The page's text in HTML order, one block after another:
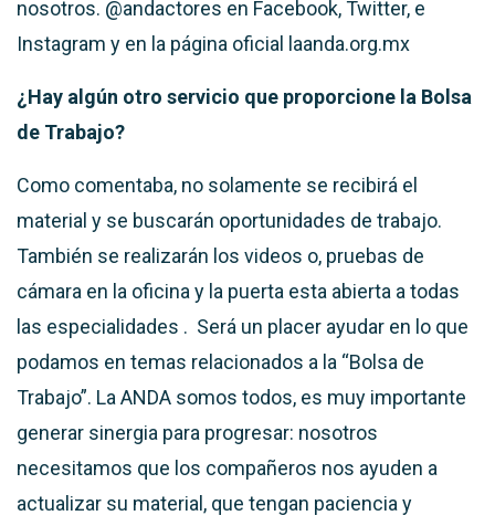
nosotros. @andactores en Facebook, Twitter, e
Instagram y en la página oficial laanda.org.mx
¿Hay algún otro servicio que proporcione la Bolsa
de Trabajo?
Como comentaba, no solamente se recibirá el
material y se buscarán oportunidades de trabajo.
También se realizarán los videos o, pruebas de
cámara en la oficina y la puerta esta abierta a todas
las especialidades . Será un placer ayudar en lo que
podamos en temas relacionados a la “Bolsa de
Trabajo”. La ANDA somos todos, es muy importante
generar sinergia para progresar: nosotros
necesitamos que los compañeros nos ayuden a
actualizar su material, que tengan paciencia y